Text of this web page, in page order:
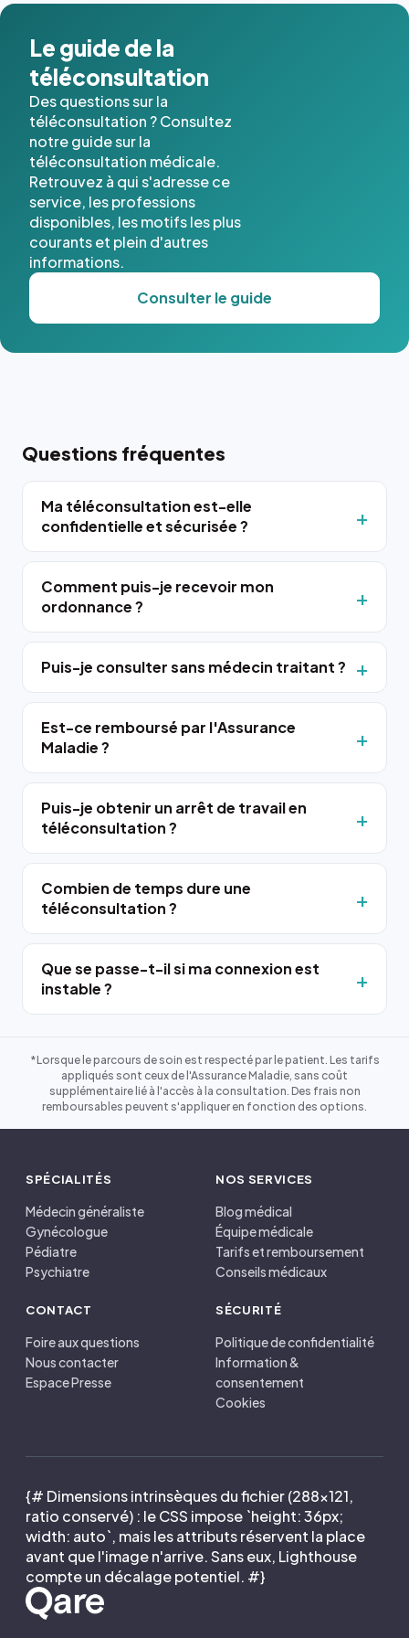
Le guide de la
téléconsultation
Des questions sur la
téléconsultation ? Consultez
notre guide sur la
téléconsultation médicale.
Retrouvez à qui s'adresse ce
service, les professions
disponibles, les motifs les plus
courants et plein d'autres
informations.
Consulter le guide
Questions fréquentes
Ma téléconsultation est-elle
confidentielle et sécurisée ?
Comment puis-je recevoir mon
ordonnance ?
Puis-je consulter sans médecin traitant ?
Est-ce remboursé par l'Assurance
Maladie ?
Puis-je obtenir un arrêt de travail en
téléconsultation ?
Combien de temps dure une
téléconsultation ?
Que se passe-t-il si ma connexion est
instable ?
*Lorsque le parcours de soin est respecté par le patient. Les tarifs
appliqués sont ceux de l'Assurance Maladie, sans coût
supplémentaire lié à l'accès à la consultation. Des frais non
remboursables peuvent s'appliquer en fonction des options.
SPÉCIALITÉS
Médecin généraliste
Gynécologue
Pédiatre
Psychiatre
NOS SERVICES
Blog médical
Équipe médicale
Tarifs et remboursement
Conseils médicaux
CONTACT
Foire aux questions
Nous contacter
Espace Presse
SÉCURITÉ
Politique de confidentialité
Information &
consentement
Cookies
{# Dimensions intrinsèques du fichier (288×121,
ratio conservé) : le CSS impose `height: 36px;
width: auto`, mais les attributs réservent la place
avant que l'image n'arrive. Sans eux, Lighthouse
compte un décalage potentiel. #}